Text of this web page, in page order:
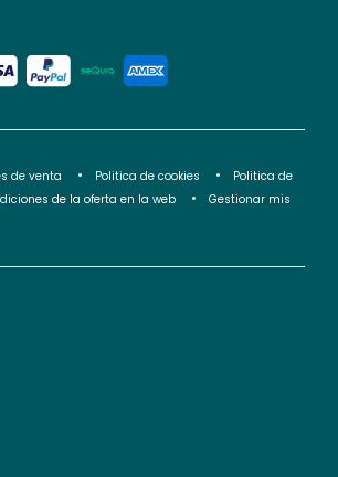
de
privacidad</2>.
de venta Politica de cookies
Politica de
de la oferta en la web
Gestionar mis